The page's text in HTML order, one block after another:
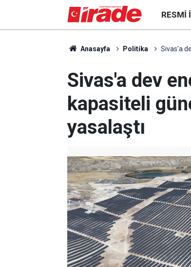
RESMI
Anasayfa Politika Sivas'a
Sivas'a dev
kapasiteli
yasalaştı